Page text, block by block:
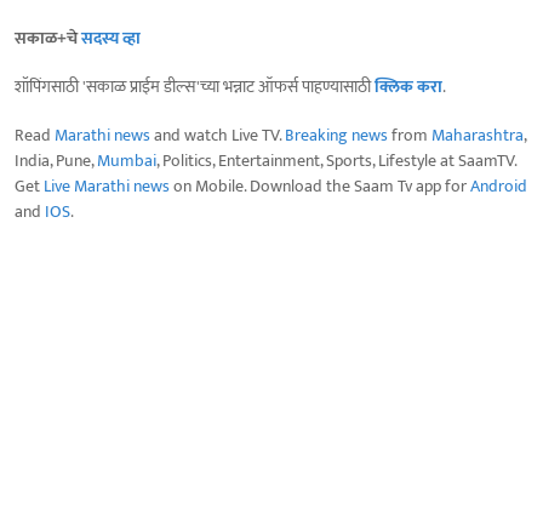
सकाळ+चेसदस्य व्हा
शॉपिंगसाठी 'सकाळ प्राईम डील्स'च्या भन्नाट ऑफर्स पाहण्यासाठीक्लिक करा.
Read Marathi newsand watch Live TV.Breaking newsfrom Maharashtra,
India, Pune,Mumbai, Politics, Entertainment, Sports, Lifestyle at SaamTV.
GetLive Marathi newson Mobile. Download the Saam Tv app forAndroid
and IOS.